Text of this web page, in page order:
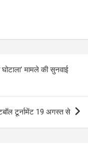
मामले की सुनवाई
टूर्नामेंट 19 अगस्त से